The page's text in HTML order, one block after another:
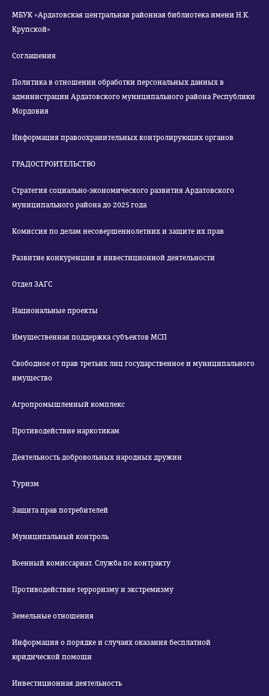
МБУК «Ардатовская центральная районная библиотека имени Н.К.
Крупской»
Соглашения
Политика в отношении обработки персональных данных в
администрации Ардатовского муниципального района Республики
Мордовия
Информация правоохранительных контролирующих органов
ГРАДОСТРОИТЕЛЬСТВО
Стратегия социально-экономического развития Ардатовского
муниципального района до 2025 года
Комиссия по делам несовершеннолетних и защите их прав
Развитие конкуренции и инвестиционной деятельности
Отдел ЗАГС
Национальные проекты
Имущественная поддержка субъектов МСП
Свободное от прав третьих лиц государственное и муниципального
имущество
Агропромышленный комплекс
Противодействие наркотикам
Деятельность добровольных народных дружин
Туризм
Защита прав потребителей
Муниципальный контроль
Военный комиссариат. Служба по контракту
Противодействие терроризму и экстремизму
Земельные отношения
Информация о порядке и случаях оказания бесплатной
юридической помощи
Инвестиционная деятельность